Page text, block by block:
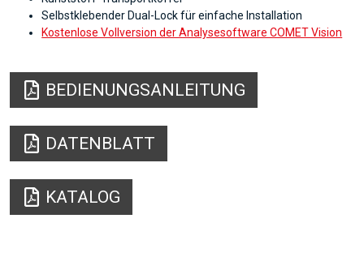
Selbstklebender Dual-Lock für einfache Installation
Kostenlose Vollversion der Analysesoftware COMET Vision
BEDIENUNGSANLEITUNG
DATENBLATT
KATALOG